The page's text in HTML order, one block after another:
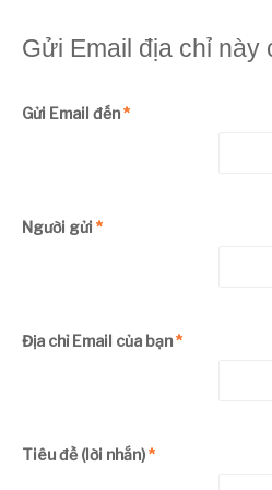
Gửi Email địa chỉ này
Gửi Email đến*
Người gửi *
Địa chỉ Email của bạn*
Tiêu đề (lời nhắn)*